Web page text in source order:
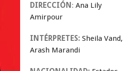
DIRECCIÓN : Ana Lily
Amirpour
INTÉRPRETES: Sheila Vand,
Arash Marandi